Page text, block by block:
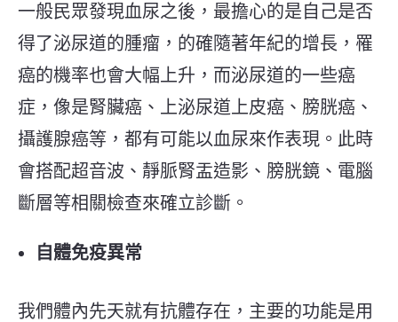
一般民眾發現血尿之後，最擔心的是自己是否
得了泌尿道的腫瘤，的確隨著年紀的增長，罹
癌的機率也會大幅上升，而泌尿道的一些癌
症，像是腎臟癌、上泌尿道上皮癌、膀胱癌、
攝護腺癌等，都有可能以血尿來作表現。此時
會搭配超音波、靜脈腎盂造影、膀胱鏡、電腦
斷層等相關檢查來確立診斷。
自體免疫異常
我們體內先天就有抗體存在，主要的功能是用